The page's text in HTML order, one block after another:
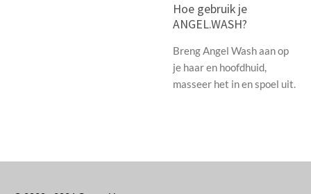
Hoe gebruik je
ANGEL.WASH?
Breng Angel Wash aan op
je haar en hoofdhuid,
masseer het in en spoel uit.